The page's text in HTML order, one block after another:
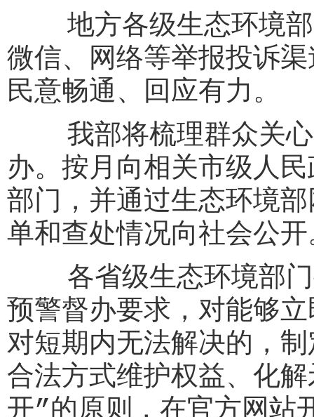
地方各级生态环境部
微信、网络等举报投诉
民意畅通、回应有力。
我部将梳理群众关心
办。按月向相关市级人
部门，并通过生态环境
单和查处情况向社会公开
各省级生态环境部门
预警督办要求，对能够
对短期内无法解决的，
合法方式维护权益、化
开”的原则，在官方网站